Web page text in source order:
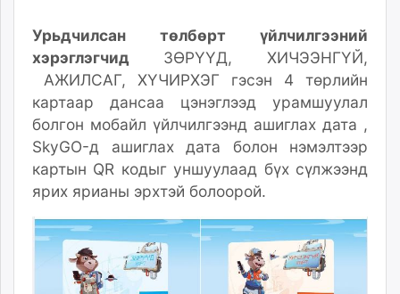
fact.mn
itoim.mn
tumen.mn
shuum.mn
times.mn
tvmongolia.mn
mass.mn
unegui.mn
toim.mn
paparazzi.mn
Урьдчилсан төлбөрт үйлчилгээний
хэрэглэгчид ЗӨРҮҮД, ХИЧЭЭНГҮЙ,
АЖИЛСАГ, ХҮЧИРХЭГ гэсэн 4 төрлийн
картаар дансаа цэнэглээд урамшуулал
болгон мобайл үйлчилгээнд ашиглах дата ,
SkyGO-д ашиглах дата болон нэмэлтээр
картын QR кодыг уншуулаад бүх сүлжээнд
ярих ярианы эрхтэй болоорой.